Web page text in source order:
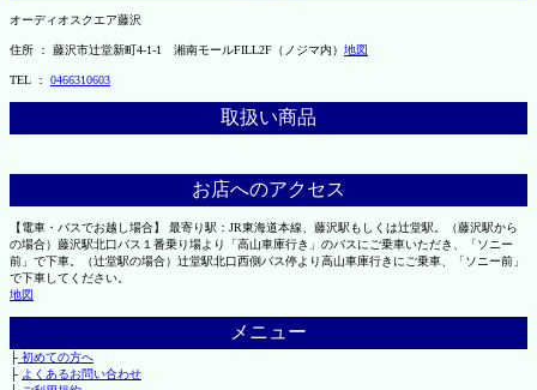
オーディオスクエア藤沢
住所 ： 藤沢市辻堂新町4-1-1 湘南モールFILL2F（ノジマ内） 地図
TEL ： 0466310603
取扱い商品
お店へのアクセス
【電車・バスでお越し場合】 最寄り駅：JR東海道本線、藤沢駅もしくは辻堂駅。（藤沢駅から
の場合）藤沢駅北口バス１番乗り場より「高山車庫行き」のバスにご乗車いただき、「ソニー
前」で下車。（辻堂駅の場合）辻堂駅北口西側バス停より高山車庫行きにご乗車、「ソニー前」
で下車してください。
地図
メニュー
├初めての方へ
├ よくあるお問い合わせ